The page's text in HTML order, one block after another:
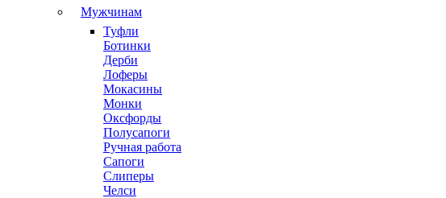
Мужчинам
Туфли
Ботинки
Дерби
Лоферы
Мокасины
Монки
Оксфорды
Полусапоги
Ручная работа
Сапоги
Слиперы
Челси